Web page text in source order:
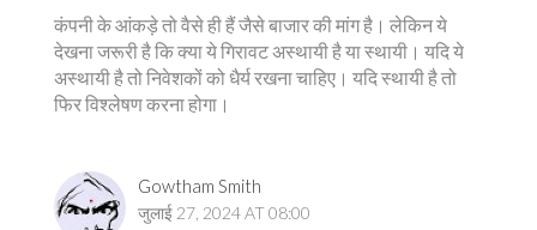
कंपनी के आंकड़े तो वैसे ही हैं जैसे बाजार की मांग है। लेकिन ये
देखना जरूरी है कि क्या ये गिरावट अस्थायी है या स्थायी। यदि ये
अस्थायी है तो निवेशकों को धैर्य रखना चाहिए। यदि स्थायी है तो
फिर विश्लेषण करना होगा।
Gowtham Smith
जुलाई 27, 2024 AT 08:00